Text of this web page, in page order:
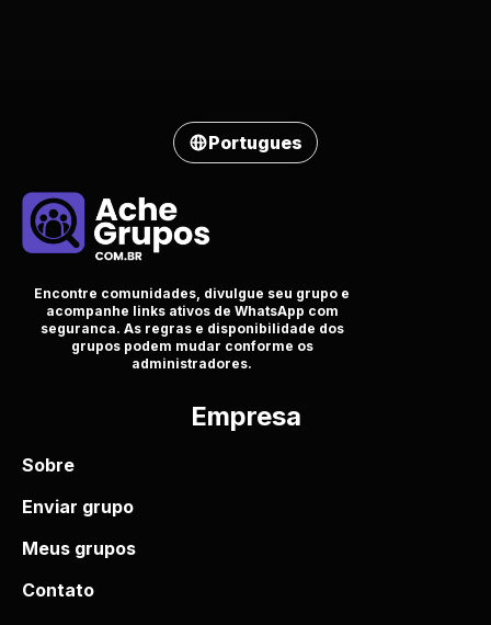
Portugues
Encontre comunidades, divulgue seu grupo e
acompanhe links ativos de WhatsApp com
seguranca. As regras e disponibilidade dos
grupos podem mudar conforme os
administradores.
Empresa
Sobre
Enviar grupo
Meus grupos
Contato